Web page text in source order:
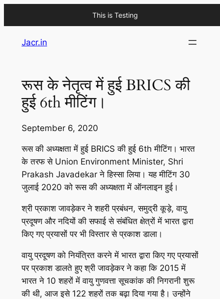
This is Testing
Jacr.in
रूस के नेतृत्व में हुई BRICS की
हुई 6th मीटिंग।
September 6, 2020
रूस की अध्यक्षता में हुई BRICS की हुई 6th मीटिंग। भारत
के तरफ से Union Environment Minister, Shri
Prakash Javadekar ने हिस्सा लिया। यह मीटिंग 30
जुलाई 2020 को रूस की अध्यक्षता में ऑनलाइन हुई।
श्री प्रकाश जावड़ेकर ने शहरी प्रबंधन, समुद्री कूड़े, वायु
प्रदूषण और नदियों की सफाई से संबंधित क्षेत्रों में भारत द्वारा
किए गए प्रयासों पर भी विस्तार से प्रकाश डाला।
वायु प्रदूषण को नियंत्रित करने में भारत द्वारा किए गए प्रयासों
पर प्रकाश डालते हुए श्री जावड़ेकर ने कहा कि 2015 में
भारत ने 10 शहरों में वायु गुणवत्ता सूचकांक की निगरानी शुरू
की थी, आज इसे 122 शहरों तक बढ़ा दिया गया है। उन्होंने